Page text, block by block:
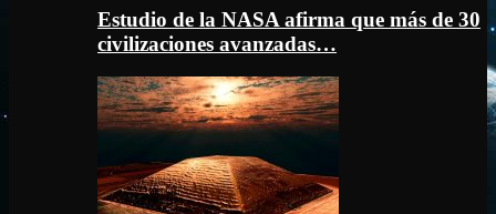
Estudio de la NASA afirma que más de 30
civilizaciones avanzadas…